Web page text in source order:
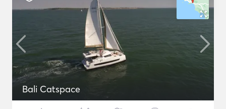
Bali Catspace